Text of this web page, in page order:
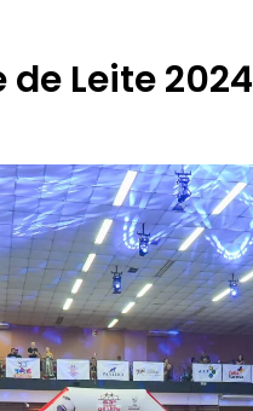
Leite 2024